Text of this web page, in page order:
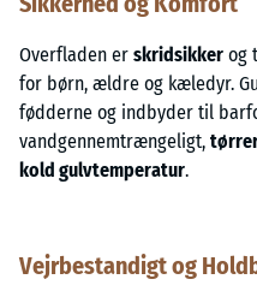
Overfladen er skridsikker og
for børn, ældre og kæledyr.
fødderne og indbyder til
vandgennemtrængeligt,
kold gulvtemperatur.
Vejrbestandigt og